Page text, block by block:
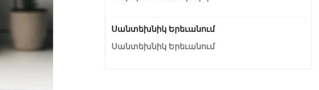
Սանտեխնիկ Երեւանում
Սանտեխնիկ Երեւանում